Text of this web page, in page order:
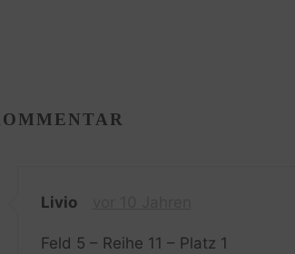
Livio
Feld 5 – Reihe 11 – Platz 1